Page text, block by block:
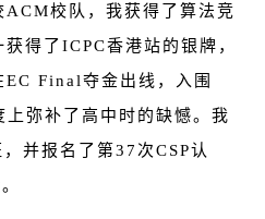
校队，我获得了算法竞
得了ICPC香港站的银牌，
EC Final夺金出线，入围
弥补了高中时的缺憾。我
并报名了第37次CSP认